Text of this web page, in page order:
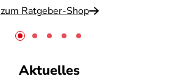
zum Ratgeber-Shop
Aktuelles